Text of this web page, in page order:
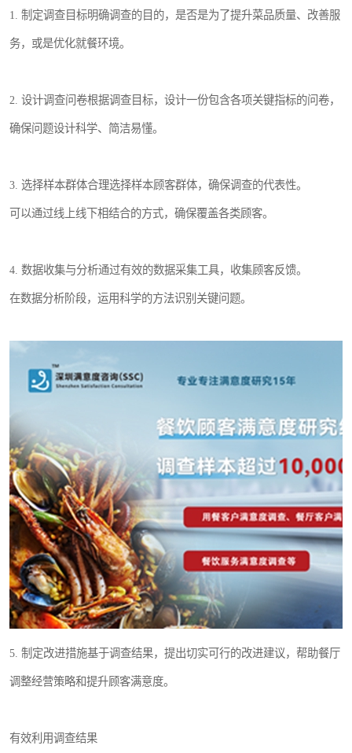
1. 制定调查目标明确调查的目的，是否是为了提升菜品质量、改善服
务，或是优化就餐环境。
2. 设计调查问卷根据调查目标，设计一份包含各项关键指标的问卷，
确保问题设计科学、简洁易懂。
3. 选择样本群体合理选择样本顾客群体，确保调查的代表性。
可以通过线上线下相结合的方式，确保覆盖各类顾客。
4. 数据收集与分析通过有效的数据采集工具，收集顾客反馈。
在数据分析阶段，运用科学的方法识别关键问题。
5. 制定改进措施基于调查结果，提出切实可行的改进建议，帮助餐厅
调整经营策略和提升顾客满意度。
有效利用调查结果